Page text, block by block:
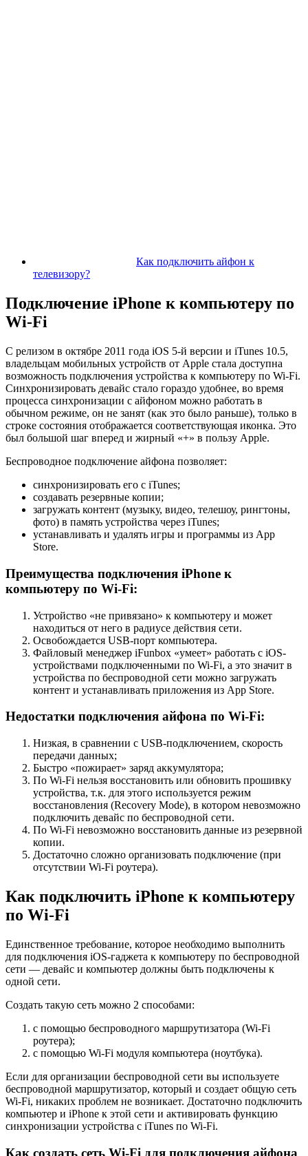
Как подключить айфон к
телевизору?
Подключение iPhone к компьютеру по
Wi-Fi
С релизом в октябре 2011 года iOS 5-й версии и iTunes 10.5,
владельцам мобильных устройств от Apple стала доступна
возможность подключения устройства к компьютеру по Wi-Fi.
Синхронизировать девайс стало гораздо удобнее, во время
процесса синхронизации с айфоном можно работать в
обычном режиме, он не занят (как это было раньше), только в
строке состояния отображается соответствующая иконка. Это
был большой шаг вперед и жирный «+» в пользу Apple.
Беспроводное подключение айфона позволяет:
синхронизировать его с iTunes;
создавать резервные копии;
загружать контент (музыку, видео, телешоу, рингтоны,
фото) в память устройства через iTunes;
устанавливать и удалять игры и программы из App
Store.
Преимущества подключения iPhone к
компьютеру по Wi-Fi:
Устройство «не привязано» к компьютеру и может
находиться от него в радиусе действия сети.
Освобождается USB-порт компьютера.
Файловый менеджер iFunbox «умеет» работать с iOS-
устройствами подключенными по Wi-Fi, а это значит в
устройства по беспроводной сети можно загружать
контент и устанавливать приложения из App Store.
Недостатки подключения айфона по Wi-Fi:
Низкая, в сравнении с USB-подключением, скорость
передачи данных;
Быстро «пожирает» заряд аккумулятора;
По Wi-Fi нельзя восстановить или обновить прошивку
устройства, т.к. для этого используется режим
восстановления (Recovery Mode), в котором невозможно
подключить девайс по беспроводной сети.
По Wi-Fi невозможно восстановить данные из резервной
копии.
Достаточно сложно организовать подключение (при
отсутствии Wi-Fi роутера).
Как подключить iPhone к компьютеру
по Wi-Fi
Единственное требование, которое необходимо выполнить
для подключения iOS-гаджета к компьютеру по беспроводной
сети — девайс и компьютер должны быть подключены к
одной сети.
Создать такую сеть можно 2 способами:
c помощью беспроводного маршрутизатора (Wi-Fi
роутера);
c помощью Wi-Fi модуля компьютера (ноутбука).
Если для организации беспроводной сети вы используете
беспроводной маршрутизатор, который и создает общую сеть
Wi-Fi, никаких проблем не возникает. Достаточно подключить
компьютер и iPhone к этой сети и активировать функцию
синхронизации устройства с iTunes по Wi-Fi.
Как создать сеть Wi-Fi для подключения айфона